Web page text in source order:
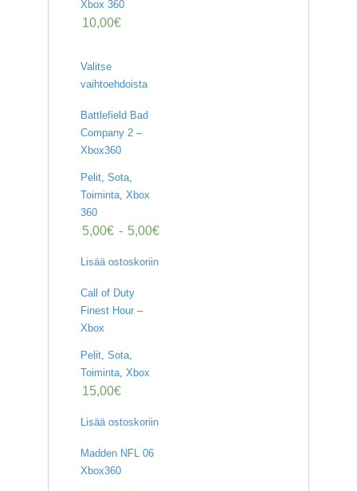
Xbox 360
10,00€
Valitse
vaihtoehdoista
Battlefield Bad
Company 2 –
Xbox360
Pelit, Sota,
Toiminta, Xbox
360
5,00€ - 5,00€
Lisää ostoskoriin
Call of Duty
Finest Hour –
Xbox
Pelit, Sota,
Toiminta, Xbox
15,00€
Lisää ostoskoriin
Madden NFL 06
Xbox360